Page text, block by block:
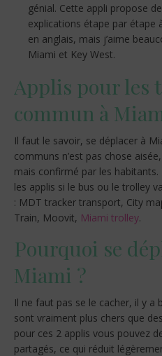
génial. Cette appli propose
explications étape par étape
en anglais, mais j’aime
Miami et Key West.
Applis pour les
commun à
Il faut le savoir, se déplacer à
communs n’est pas chose
mais confirmé par les
les applis si le bus ou le trolley
: MDT tracker transport, City
Train, Moovit, Miami trolley.
Pourquoi se
Miami ?
Il ne faut pas se le cacher, il y a
sont vraiment plus chers que
pour ces 2 applis vous pouvez
partagés, ce qui réduit